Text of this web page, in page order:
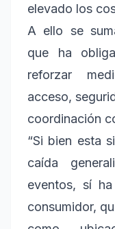
elevado los
A ello se
que ha
reforzar
acceso,
coordinación
“Si bien esta
caída
eventos, sí
consumidor,